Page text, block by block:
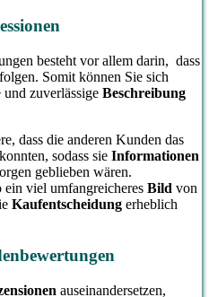
besteht vor allem darin, dass
Somit können Sie sich
zuverlässige Beschreibung
dass die anderen Kunden das
konnten, sodass sie Informationen
geblieben wären.
ein viel umfangreicheres Bild von
Kaufentscheidung erheblich
auseinandersetzen,